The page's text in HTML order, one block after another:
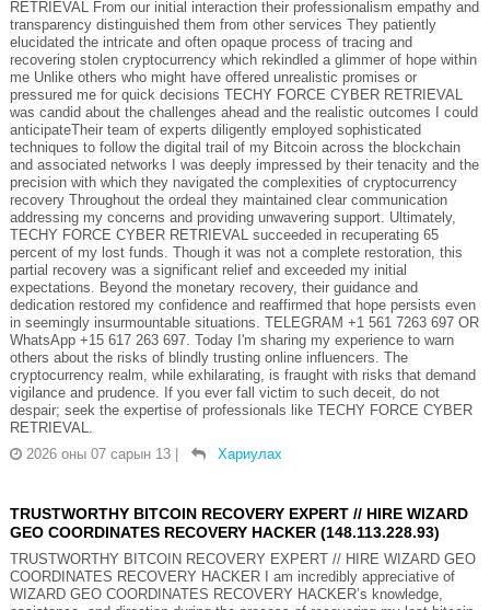
RETRIEVAL From our initial interaction their professionalism empathy and
transparency distinguished them from other services They patiently
elucidated the intricate and often opaque process of tracing and
recovering stolen cryptocurrency which rekindled a glimmer of hope within
me Unlike others who might have offered unrealistic promises or
pressured me for quick decisions TECHY FORCE CYBER RETRIEVAL
was candid about the challenges ahead and the realistic outcomes I could
anticipateTheir team of experts diligently employed sophisticated
techniques to follow the digital trail of my Bitcoin across the blockchain
and associated networks I was deeply impressed by their tenacity and the
precision with which they navigated the complexities of cryptocurrency
recovery Throughout the ordeal they maintained clear communication
addressing my concerns and providing unwavering support. Ultimately,
TECHY FORCE CYBER RETRIEVAL succeeded in recuperating 65
percent of my lost funds. Though it was not a complete restoration, this
partial recovery was a significant relief and exceeded my initial
expectations. Beyond the monetary recovery, their guidance and
dedication restored my confidence and reaffirmed that hope persists even
in seemingly insurmountable situations. TELEGRAM +1 561 7263 697 OR
WhatsApp +15 617 263 697. Today I'm sharing my experience to warn
others about the risks of blindly trusting online influencers. The
cryptocurrency realm, while exhilarating, is fraught with risks that demand
vigilance and prudence. If you ever fall victim to such deceit, do not
despair; seek the expertise of professionals like TECHY FORCE CYBER
RETRIEVAL.
2026 оны 07 сарын 13 | Хариулах
TRUSTWORTHY BITCOIN RECOVERY EXPERT // HIRE WIZARD
GEO COORDINATES RECOVERY HACKER (148.113.228.93)
TRUSTWORTHY BITCOIN RECOVERY EXPERT // HIRE WIZARD GEO
COORDINATES RECOVERY HACKER I am incredibly appreciative of
WIZARD GEO COORDINATES RECOVERY HACKER’s knowledge,